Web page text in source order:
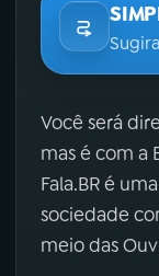
Você será
mas é com a
Fala.BR é
sociedade
meio das